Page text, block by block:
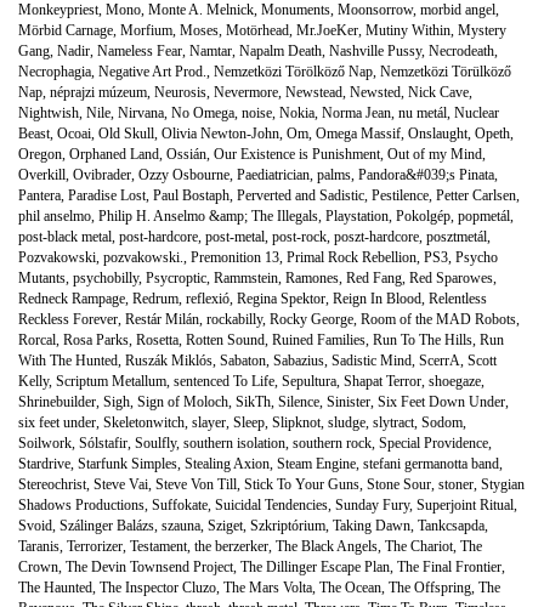
Monkeypriest, Mono, Monte A. Melnick, Monuments, Moonsorrow, morbid angel,
Mörbid Carnage, Morfium, Moses, Motörhead, Mr.JoeKer, Mutiny Within, Mystery
Gang, Nadir, Nameless Fear, Namtar, Napalm Death, Nashville Pussy, Necrodeath,
Necrophagia, Negative Art Prod., Nemzetközi Törölköző Nap, Nemzetközi Törülköző
Nap, néprajzi múzeum, Neurosis, Nevermore, Newstead, Newsted, Nick Cave,
Nightwish, Nile, Nirvana, No Omega, noise, Nokia, Norma Jean, nu metál, Nuclear
Beast, Ocoai, Old Skull, Olivia Newton-John, Om, Omega Massif, Onslaught, Opeth,
Oregon, Orphaned Land, Ossián, Our Existence is Punishment, Out of my Mind,
Overkill, Ovibrader, Ozzy Osbourne, Paediatrician, palms, Pandora&#039;s Pinata,
Pantera, Paradise Lost, Paul Bostaph, Perverted and Sadistic, Pestilence, Petter Carlsen,
phil anselmo, Philip H. Anselmo &amp; The Illegals, Playstation, Pokolgép, popmetál,
post-black metal, post-hardcore, post-metal, post-rock, poszt-hardcore, posztmetál,
Pozvakowski, pozvakowski., Premonition 13, Primal Rock Rebellion, PS3, Psycho
Mutants, psychobilly, Psycroptic, Rammstein, Ramones, Red Fang, Red Sparowes,
Redneck Rampage, Redrum, reflexió, Regina Spektor, Reign In Blood, Relentless
Reckless Forever, Restár Milán, rockabilly, Rocky George, Room of the MAD Robots,
Rorcal, Rosa Parks, Rosetta, Rotten Sound, Ruined Families, Run To The Hills, Run
With The Hunted, Ruszák Miklós, Sabaton, Sabazius, Sadistic Mind, ScerrA, Scott
Kelly, Scriptum Metallum, sentenced To Life, Sepultura, Shapat Terror, shoegaze,
Shrinebuilder, Sigh, Sign of Moloch, SikTh, Silence, Sinister, Six Feet Down Under,
six feet under, Skeletonwitch, slayer, Sleep, Slipknot, sludge, slytract, Sodom,
Soilwork, Sólstafir, Soulfly, southern isolation, southern rock, Special Providence,
Stardrive, Starfunk Simples, Stealing Axion, Steam Engine, stefani germanotta band,
Stereochrist, Steve Vai, Steve Von Till, Stick To Your Guns, Stone Sour, stoner, Stygian
Shadows Productions, Suffokate, Suicidal Tendencies, Sunday Fury, Superjoint Ritual,
Svoid, Szálinger Balázs, szauna, Sziget, Szkriptórium, Taking Dawn, Tankcsapda,
Taranis, Terrorizer, Testament, the berzerker, The Black Angels, The Chariot, The
Crown, The Devin Townsend Project, The Dillinger Escape Plan, The Final Frontier,
The Haunted, The Inspector Cluzo, The Mars Volta, The Ocean, The Offspring, The